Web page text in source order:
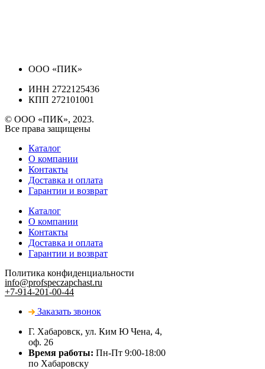
ООО «ПИК»
ИНН 2722125436
КПП 272101001
© ООО «ПИК», 2023.
Все права защищены
Каталог
О компании
Контакты
Доставка и оплата
Гарантии и возврат
Каталог
О компании
Контакты
Доставка и оплата
Гарантии и возврат
Политика конфиденциальности
info@profspeczapchast.ru
+7-914-201-00-44
Заказать звонок
Г. Хабаровск, ул. Ким Ю Чена, 4,
оф. 26
Время работы: Пн-Пт 9:00-18:00
по Хабаровску